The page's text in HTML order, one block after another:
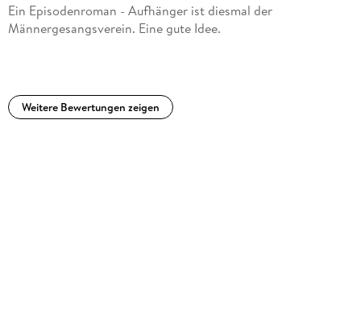
Ein Episodenroman - Aufhänger ist diesmal der
Männergesangsverein. Eine gute Idee.
Weitere Bewertungen zeigen